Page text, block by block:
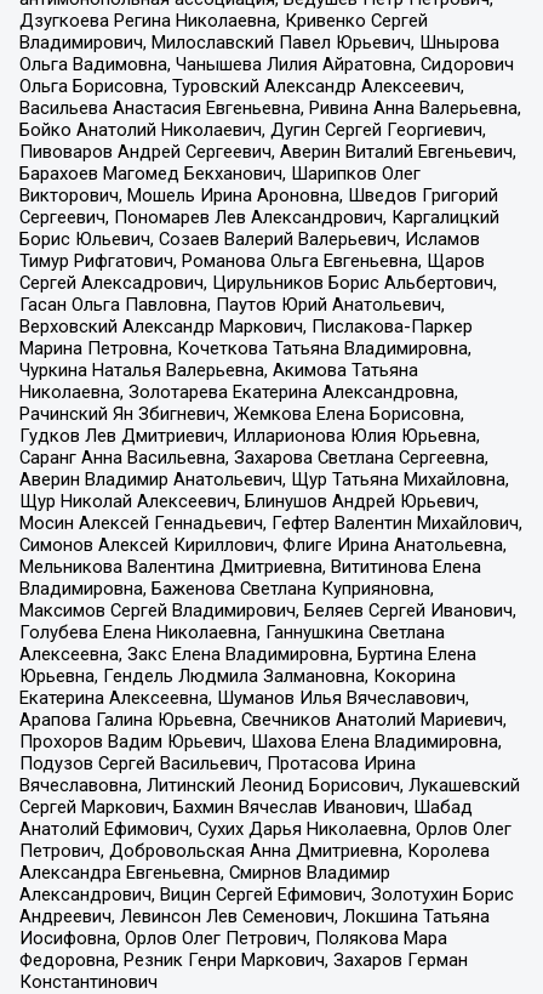
Дзугкоева Регина Николаевна, Кривенко Сергей
Владимирович, Милославский Павел Юрьевич, Шнырова
Ольга Вадимовна, Чанышева Лилия Айратовна, Сидорович
Ольга Борисовна, Туровский Александр Алексеевич,
Васильева Анастасия Евгеньевна, Ривина Анна Валерьевна,
Бойко Анатолий Николаевич, Дугин Сергей Георгиевич,
Пивоваров Андрей Сергеевич, Аверин Виталий Евгеньевич,
Барахоев Магомед Бекханович, Шарипков Олег
Викторович, Мошель Ирина Ароновна, Шведов Григорий
Сергеевич, Пономарев Лев Александрович, Каргалицкий
Борис Юльевич, Созаев Валерий Валерьевич, Исламов
Тимур Рифгатович, Романова Ольга Евгеньевна, Щаров
Сергей Алексадрович, Цирульников Борис Альбертович,
Гасан Ольга Павловна, Паутов Юрий Анатольевич,
Верховский Александр Маркович, Пислакова-Паркер
Марина Петровна, Кочеткова Татьяна Владимировна,
Чуркина Наталья Валерьевна, Акимова Татьяна
Николаевна, Золотарева Екатерина Александровна,
Рачинский Ян Збигневич, Жемкова Елена Борисовна,
Гудков Лев Дмитриевич, Илларионова Юлия Юрьевна,
Саранг Анна Васильевна, Захарова Светлана Сергеевна,
Аверин Владимир Анатольевич, Щур Татьяна Михайловна,
Щур Николай Алексеевич, Блинушов Андрей Юрьевич,
Мосин Алексей Геннадьевич, Гефтер Валентин Михайлович,
Симонов Алексей Кириллович, Флиге Ирина Анатольевна,
Мельникова Валентина Дмитриевна, Вититинова Елена
Владимировна, Баженова Светлана Куприяновна,
Максимов Сергей Владимирович, Беляев Сергей Иванович,
Голубева Елена Николаевна, Ганнушкина Светлана
Алексеевна, Закс Елена Владимировна, Буртина Елена
Юрьевна, Гендель Людмила Залмановна, Кокорина
Екатерина Алексеевна, Шуманов Илья Вячеславович,
Арапова Галина Юрьевна, Свечников Анатолий Мариевич,
Прохоров Вадим Юрьевич, Шахова Елена Владимировна,
Подузов Сергей Васильевич, Протасова Ирина
Вячеславовна, Литинский Леонид Борисович, Лукашевский
Сергей Маркович, Бахмин Вячеслав Иванович, Шабад
Анатолий Ефимович, Сухих Дарья Николаевна, Орлов Олег
Петрович, Добровольская Анна Дмитриевна, Королева
Александра Евгеньевна, Смирнов Владимир
Александрович, Вицин Сергей Ефимович, Золотухин Борис
Андреевич, Левинсон Лев Семенович, Локшина Татьяна
Иосифовна, Орлов Олег Петрович, Полякова Мара
Федоровна, Резник Генри Маркович, Захаров Герман
Константинович